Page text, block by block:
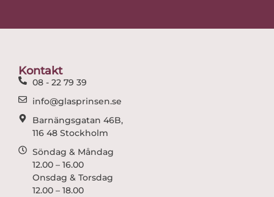
Kontakt
08 - 22 79 39
info@glasprinsen.se
Barnängsgatan 46B,
116 48 Stockholm
Söndag & Måndag
12.00 – 16.00
Onsdag & Torsdag
12.00 – 18.00